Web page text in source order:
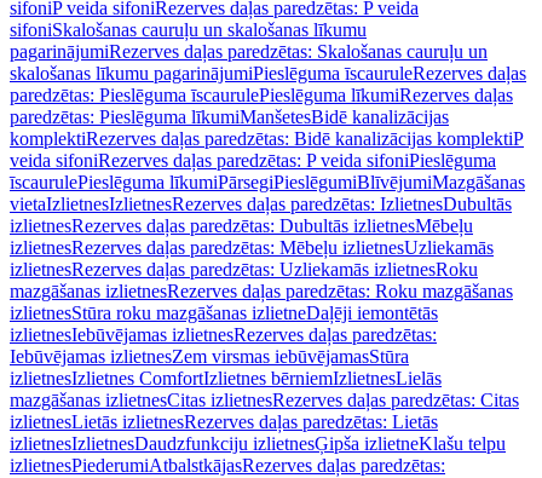
sifoniP veida sifoniRezerves daļas paredzētas: P veida
sifoniSkalošanas cauruļu un skalošanas līkumu
pagarinājumiRezerves daļas paredzētas: Skalošanas cauruļu un
skalošanas līkumu pagarinājumiPieslēguma īscauruleRezerves daļas
paredzētas: Pieslēguma īscaurulePieslēguma līkumiRezerves daļas
paredzētas: Pieslēguma līkumiManšetesBidē kanalizācijas
komplektiRezerves daļas paredzētas: Bidē kanalizācijas komplektiP
veida sifoniRezerves daļas paredzētas: P veida sifoniPieslēguma
īscaurulePieslēguma līkumiPārsegiPieslēgumiBlīvējumiMazgāšanas
vietaIzlietnesIzlietnesRezerves daļas paredzētas: IzlietnesDubultās
izlietnesRezerves daļas paredzētas: Dubultās izlietnesMēbeļu
izlietnesRezerves daļas paredzētas: Mēbeļu izlietnesUzliekamās
izlietnesRezerves daļas paredzētas: Uzliekamās izlietnesRoku
mazgāšanas izlietnesRezerves daļas paredzētas: Roku mazgāšanas
izlietnesStūra roku mazgāšanas izlietneDaļēji iemontētās
izlietnesIebūvējamas izlietnesRezerves daļas paredzētas:
Iebūvējamas izlietnesZem virsmas iebūvējamasStūra
izlietnesIzlietnes ComfortIzlietnes bērniemIzlietnesLielās
mazgāšanas izlietnesCitas izlietnesRezerves daļas paredzētas: Citas
izlietnesLietās izlietnesRezerves daļas paredzētas: Lietās
izlietnesIzlietnesDaudzfunkciju izlietnesĢipša izlietneKlašu telpu
izlietnesPiederumiAtbalstkājasRezerves daļas paredzētas: